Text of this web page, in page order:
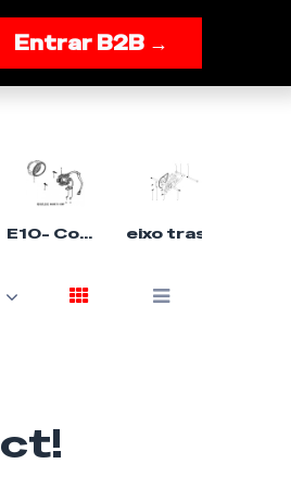
Entrar B2B →
E10- Componente magnético Hero 50cc ECS